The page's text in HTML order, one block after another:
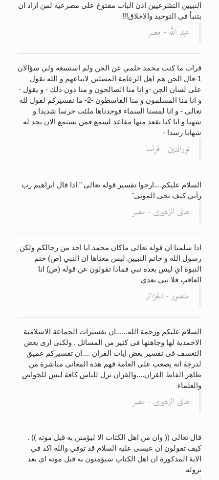
النبيين التشرعيين اذن الباب مفتوخ على مصرعية لمن اراد ان
يتنبأ فى التوحيد والاخلاق!!!
عبد الله - مصر
قرات ما كتب محمد حلمي عن الجن ولم استسغه ولي سؤالان
1-قال الجن هم اهل الزعامة المضلين لاتباعهم و الله يقول
على لسان الجن -و انا منا الصالحون و منا دون ذلك - و يقول -
و انا منا المسلمون و منا القاسطون -2- ما تفسيركم لقول لله
تعالى - و انا لمسنا السماء فوجدناها ملئت حرسا شديدا و
شهبا و انا كنا نقعد منها مقاعد لسمع فمن يستمع الان يجد له
شهابا رسدا -
نورالدين - فرنسا
السلام عليكم....ارجوا تفسير قوله تعالى " اذا قال ابراهيم رب
رأني كيف تحى الموتى"
هانى الزهيرى - مصر
ادا سلمنا ان قوله تعالى ماكان محمد ابا احد من رجالكم ولكن
رسول الله و خاتم النبيين ليس معناها ان النبي (ص) ختم
النبوة اي ليس بعده نبي فمادا تقولون عن قوله (ص) انا
العاقب فلا نبي بعدي
منصور - الجزائر
السلام عليكم ورحمة الله......ان تفسيرات الجماعة الاسلامية
الاحمدية لها وجاهتها فى كثير من المسائل . ولكنى ارى بعض
التعسف فى تفسير بعض ايات القران ....ان تفسيركم عميق
لدرجة انه يصعب على العامة فهم هذه المعانى مباشرة من
ظاهر الفاظ القران....والقران نزل للناس كافة ليس للخواص
والعلماء
هانى الزهيرى - مصر
قال تعالى (( وان من اهل الكتاب الا ليؤمنن به قبل موته )) .
كيف تقولون ان عيسى عليه السلام قد توفي والله اكد في
الاية المدكورة ان اهل الكتاب سيؤمنون به قبل موته اي بعد
نزوله